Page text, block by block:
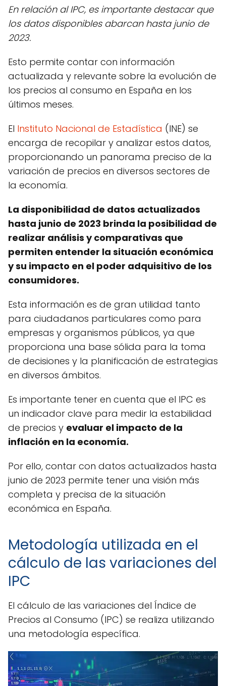
En relación al IPC, es importante destacar que
los datos disponibles abarcan hasta junio de
2023.
Esto permite contar con información
actualizada y relevante sobre la evolución de
los precios al consumo en España en los
últimos meses.
El Instituto Nacional de Estadística (INE) se
encarga de recopilar y analizar estos datos,
proporcionando un panorama preciso de la
variación de precios en diversos sectores de
la economía.
La disponibilidad de datos actualizados
hasta junio de 2023 brinda la posibilidad de
realizar análisis y comparativas que
permiten entender la situación económica
y su impacto en el poder adquisitivo de los
consumidores.
Esta información es de gran utilidad tanto
para ciudadanos particulares como para
empresas y organismos públicos, ya que
proporciona una base sólida para la toma
de decisiones y la planificación de estrategias
en diversos ámbitos.
Es importante tener en cuenta que el IPC es
un indicador clave para medir la estabilidad
de precios y evaluar el impacto de la
inflación en la economía.
Por ello, contar con datos actualizados hasta
junio de 2023 permite tener una visión más
completa y precisa de la situación
económica en España.
Metodología utilizada en el
cálculo de las variaciones del
IPC
El cálculo de las variaciones del Índice de
Precios al Consumo (IPC) se realiza utilizando
una metodología específica.